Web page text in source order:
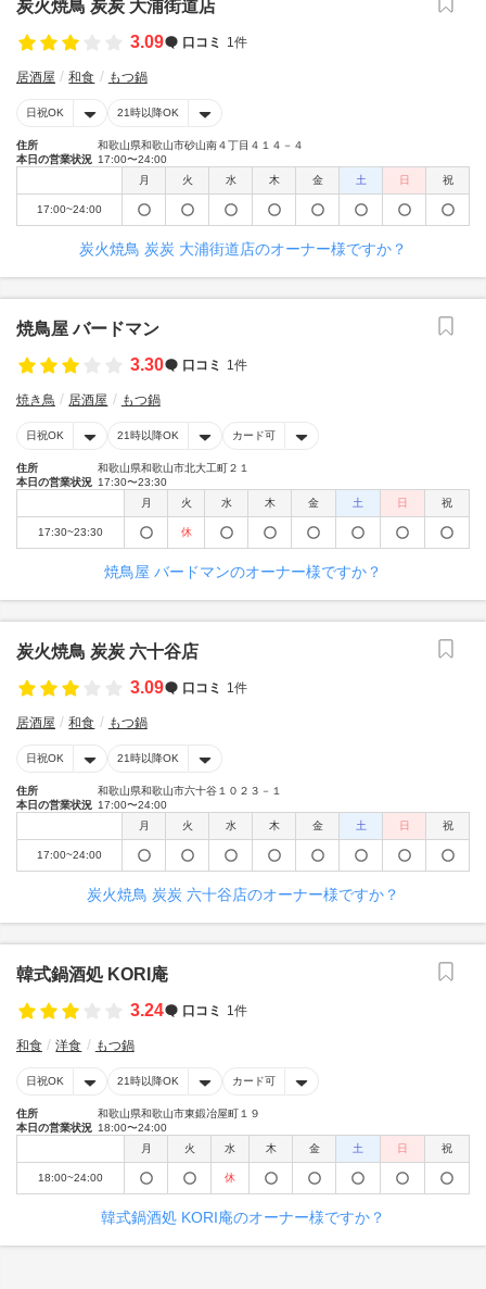
炭火焼鳥 炭炭 大浦街道店
3.09
口コミ 1件
居酒屋 和食 もつ鍋
日祝OK 21時以降OK
住所
和歌山県和歌山市砂山南４丁目４１４－４
本日の営業状況 17:00〜24:00
月
火 水 木 金 土 日 祝
17:00~24:00
炭火焼鳥 炭炭 大浦街道店のオーナー様ですか？
焼鳥屋 バードマン
3.30
口コミ 1件
焼き鳥 居酒屋 もつ鍋
日祝OK 21時以降OK カード可
住所
和歌山県和歌山市北大工町２１
本日の営業状況 17:30〜23:30
月
火 水 木 金 土 日 祝
17:30~23:30 休
焼鳥屋 バードマンのオーナー様ですか？
炭火焼鳥 炭炭 六十谷店
3.09
口コミ 1件
居酒屋 和食 もつ鍋
日祝OK 21時以降OK
住所
和歌山県和歌山市六十谷１０２３－１
本日の営業状況 17:00〜24:00
月
火 水 木 金 土 日 祝
17:00~24:00
炭火焼鳥 炭炭 六十谷店のオーナー様ですか？
韓式鍋酒処 KORI庵
3.24
口コミ 1件
和食 洋食 もつ鍋
日祝OK 21時以降OK カード可
住所
和歌山県和歌山市東鍛冶屋町１９
本日の営業状況 18:00〜24:00
月
火 水 木 金 土 日 祝
18:00~24:00 休
韓式鍋酒処 KORI庵のオーナー様ですか？